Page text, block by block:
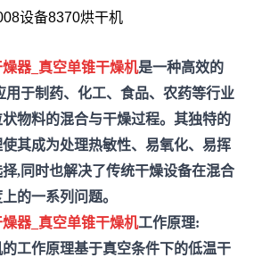
设备8370烘干机
器_真空单锥干燥机是一种高效的
用于制药、化工、食品、农药等行业
物料的混合与干燥过程。其独特的
其成为处理热敏性、易氧化、易挥
,同时也解决了传统干燥设备在混合
的一系列问题。
器_真空单锥干燥机工作原理:
工作原理基于真空条件下的低温干